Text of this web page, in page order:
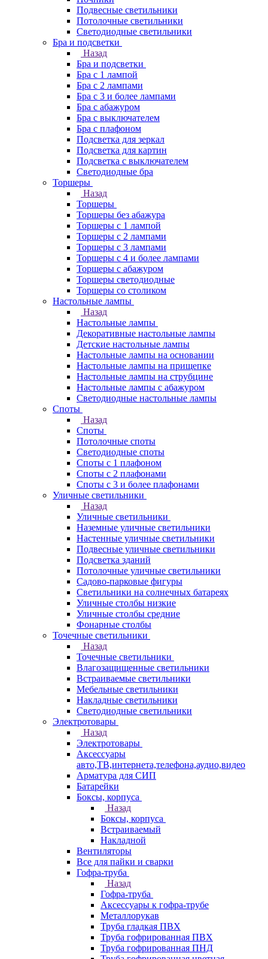
Подвесные светильники
Потолочные светильники
Светодиодные светильники
Бра и подсветки
Назад
Бра и подсветки
Бра с 1 лампой
Бра с 2 лампами
Бра с 3 и более лампами
Бра с абажуром
Бра с выключателем
Бра с плафоном
Подсветка для зеркал
Подсветка для картин
Подсветка с выключателем
Светодиодные бра
Торшеры
Назад
Торшеры
Торшеры без абажура
Торшеры с 1 лампой
Торшеры с 2 лампами
Торшеры с 3 лампами
Торшеры с 4 и более лампами
Торшеры с абажуром
Торшеры светодиодные
Торшеры со столиком
Настольные лампы
Назад
Настольные лампы
Декоративные настольные лампы
Детские настольные лампы
Настольные лампы на основании
Настольные лампы на прищепке
Настольные лампы на струбцине
Настольные лампы с абажуром
Светодиодные настольные лампы
Споты
Назад
Споты
Потолочные споты
Светодиодные споты
Споты с 1 плафоном
Споты с 2 плафонами
Споты с 3 и более плафонами
Уличные светильники
Назад
Уличные светильники
Наземные уличные светильники
Настенные уличные светильники
Подвесные уличные светильники
Подсветка зданий
Потолочные уличные светильники
Садово-парковые фигуры
Светильники на солнечных батареях
Уличные столбы низкие
Уличные столбы средние
Фонарные столбы
Точечные светильники
Назад
Точечные светильники
Влагозащищенные светильники
Встраиваемые светильники
Мебельные светильники
Накладные светильники
Светодиодные светильники
Электротовары
Назад
Электротовары
Аксессуары
авто,ТВ,интернета,телефона,аудио,видео
Арматура для СИП
Батарейки
Боксы, корпуса
Назад
Боксы, корпуса
Встраиваемый
Накладной
Вентиляторы
Все для пайки и сварки
Гофра-труба
Назад
Гофра-труба
Аксессуары к гофра-трубе
Металлорукав
Труба гладкая ПВХ
Труба гофрированная ПВХ
Труба гофрированная ПНД